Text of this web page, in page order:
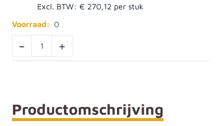
Excl. BTW: € 270,12
Voorraad:
0
- +
Productomschrijving